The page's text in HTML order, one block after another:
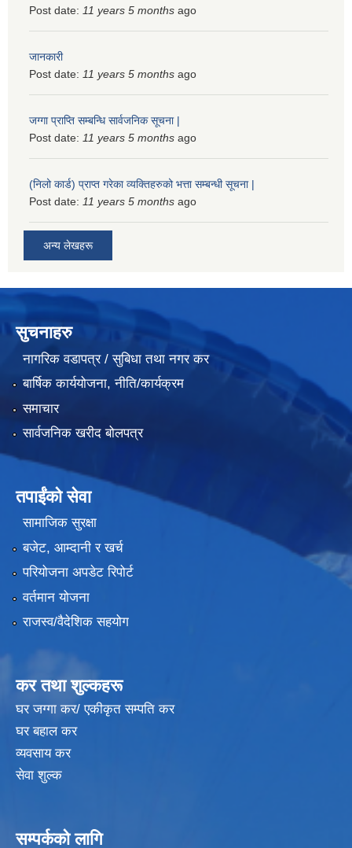
Post date: 11 years 5 months ago
जानकारी
Post date: 11 years 5 months ago
जग्गा प्राप्ति सम्बन्धि सार्वजनिक सूचना |
Post date: 11 years 5 months ago
(निलो कार्ड) प्राप्त गरेका व्यक्तिहरुको भत्ता सम्बन्धी सूचना |
Post date: 11 years 5 months ago
अन्य लेखहरू
सुचनाहरु
नागरिक वडापत्र / सुबिधा तथा नगर कर
बार्षिक कार्ययोजना, नीति/कार्यक्रम
समाचार
सार्वजनिक खरीद बोलपत्र
तपाईंको सेवा
सामाजिक सुरक्षा
बजेट, आम्दानी र खर्च
परियोजना अपडेट रिपोर्ट
वर्तमान योजना
राजस्व/वैदेशिक सहयोग
कर तथा शुल्कहरू
घर जग्गा कर/ एकीकृत सम्पति कर
घर बहाल कर
व्यवसाय कर
सेवा शुल्क
सम्पर्कको लागि